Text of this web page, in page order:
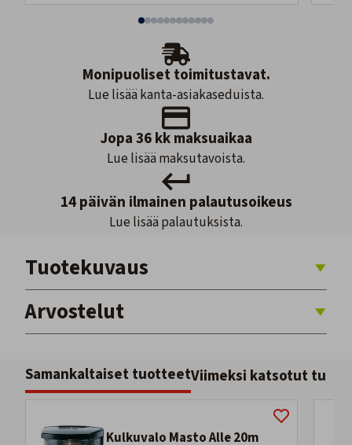
Monipuoliset toimitustavat.
Lue lisää kanta-asiakaseduista.
Jopa 36 kk maksuaikaa
Lue lisää maksutavoista.
14 päivän ilmainen palautusoikeus
Lue lisää palautuksista.
Tuotekuvaus
Arvostelut
Samankaltaiset tuotteetViimeksi katsotut
Kulkuvalo Masto Alle 20m